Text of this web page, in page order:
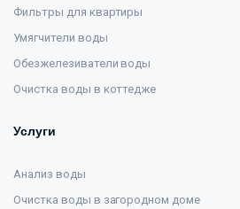
Фильтры для квартиры
Умягчители воды
Обезжелезиватели воды
Очистка воды в коттедже
Услуги
Анализ воды
Очистка воды в загородном доме